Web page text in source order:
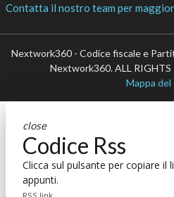
Contatta il nostro team per
Nextwork360 - Codice fiscale e
Nextwork360. ALL RIGHTS
Mappa del
close
Codice Rss
Clicca sul pulsante per copiare il
appunti.